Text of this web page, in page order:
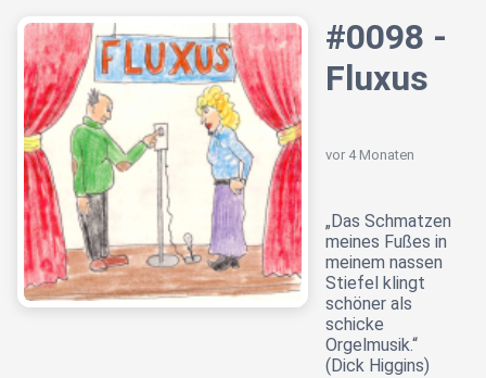
#0098 -
Fluxus
vor 4 Monaten
„Das Schmatzen
meines Fußes in
meinem nassen
Stiefel klingt
schöner als
schicke
Orgelmusik.“
(Dick Higgins)